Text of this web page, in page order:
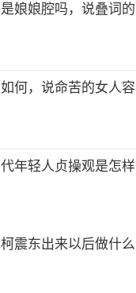
娘娘腔吗，说叠词的
何，说命苦的女人容
年轻人贞操观是怎样
震东出来以后做什么